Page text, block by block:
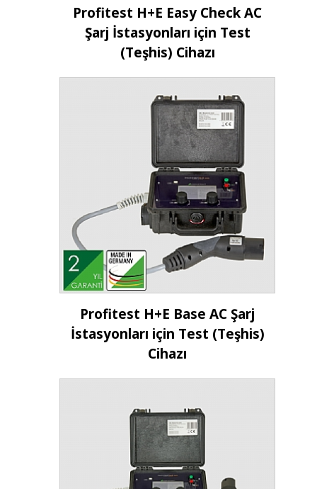
İncele
Profitest H+E Easy Check AC
Şarj İstasyonları için Test
(Teşhis) Cihazı
İncele
Profitest H+E Base AC Şarj
İstasyonları için Test (Teşhis)
Cihazı